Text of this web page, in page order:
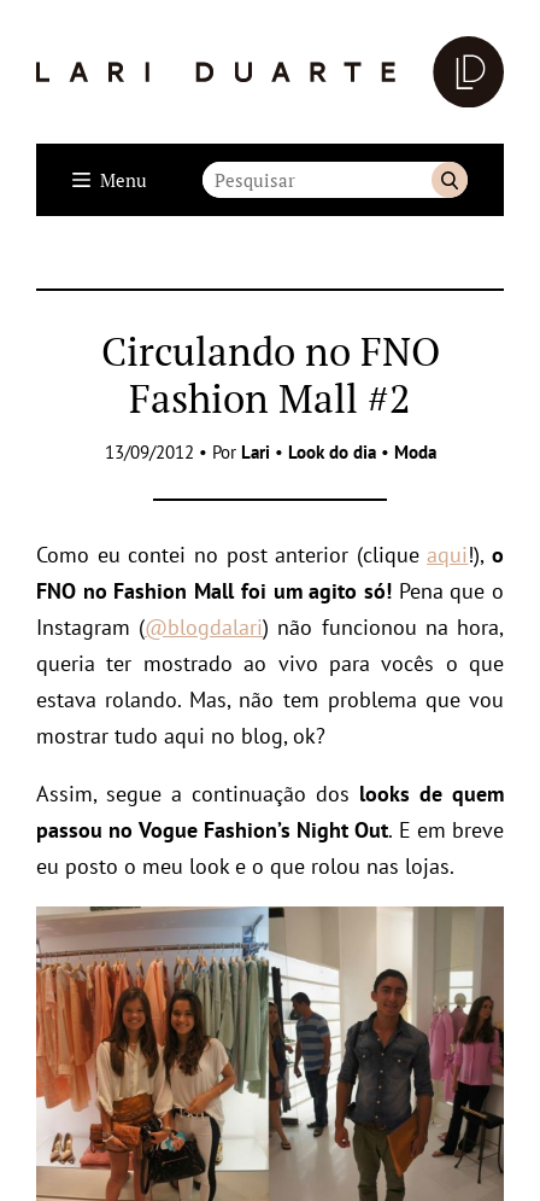
Menu
Circulando no FNO
Fashion Mall #2
13/09/2012 • Por Lari • Look do dia• Moda
Como eu contei no post anterior (cliqueaqui!), o
FNO no Fashion Mall foi um agito só!Pena que o
Instagram (@blogdalari) não funcionou na hora,
queria ter mostrado ao vivo para vocês o que
estava rolando. Mas, não tem problema que vou
mostrar tudo aqui no blog, ok?
Assim, segue a continuação dos looks de quem
passou no Vogue Fashion’s Night Out. E em breve
eu posto o meu look e o que rolou nas lojas.